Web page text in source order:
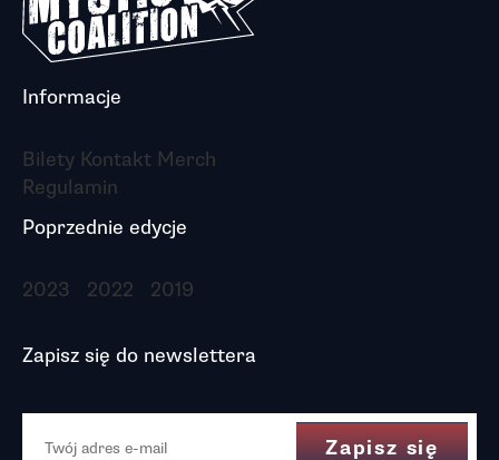
Informacje
Bilety Kontakt Merch
Regulamin
Poprzednie edycje
2023 2022 2019
Zapisz się do newslettera